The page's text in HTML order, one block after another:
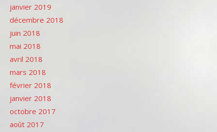
janvier 2019
décembre 2018
juin 2018
mai 2018
avril 2018
mars 2018
février 2018
janvier 2018
octobre 2017
août 2017